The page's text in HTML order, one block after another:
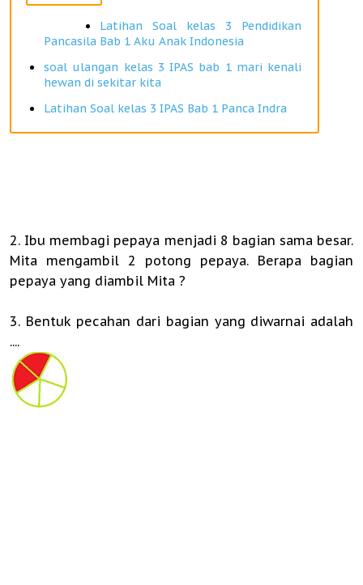
Latihan Soal kelas 3 Pendidikan
Pancasila Bab 1 Aku Anak Indonesia
soal ulangan kelas 3 IPAS bab 1 mari kenali
hewan di sekitar kita
Latihan Soal kelas 3 IPAS Bab 1 Panca Indra
2. Ibu membagi pepaya menjadi 8 bagian sama besar.
Mita mengambil 2 potong pepaya. Berapa bagian
pepaya yang diambil Mita ?
3. Bentuk pecahan dari bagian yang diwarnai adalah
....